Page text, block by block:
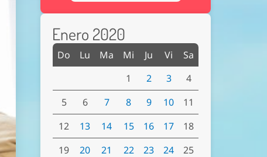
Enero 2020
Do Lu Ma Mi Ju Vi
Sa
1
2 3
4
5
6 7 8 9 10
11
12
13 14 15 16 17
18
19
20 21 22 23 24
25